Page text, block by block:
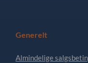
Generelt
Almindelige